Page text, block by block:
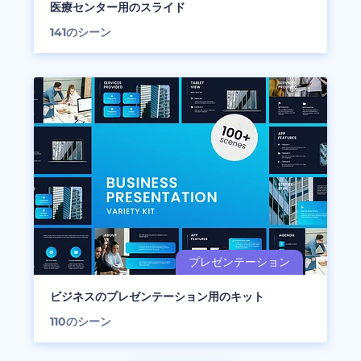
医療センター用のスライド
141のシーン
ビジネスのプレゼンテーション用のキット
110のシーン